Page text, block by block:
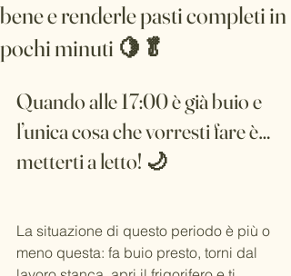
bene e renderle pasti completi in
pochi minuti 🍋🥬
Quando alle 17:00 è già buio e
l’unica cosa che vorresti fare è…
metterti a letto! 🌙
La situazione di questo periodo è più o
meno questa: fa buio presto, torni dal